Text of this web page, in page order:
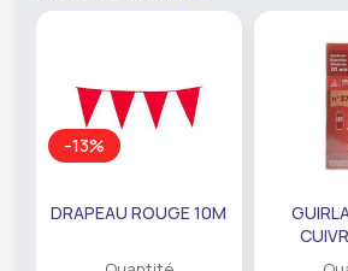
-13%
DRAPEAU ROUGE 10M